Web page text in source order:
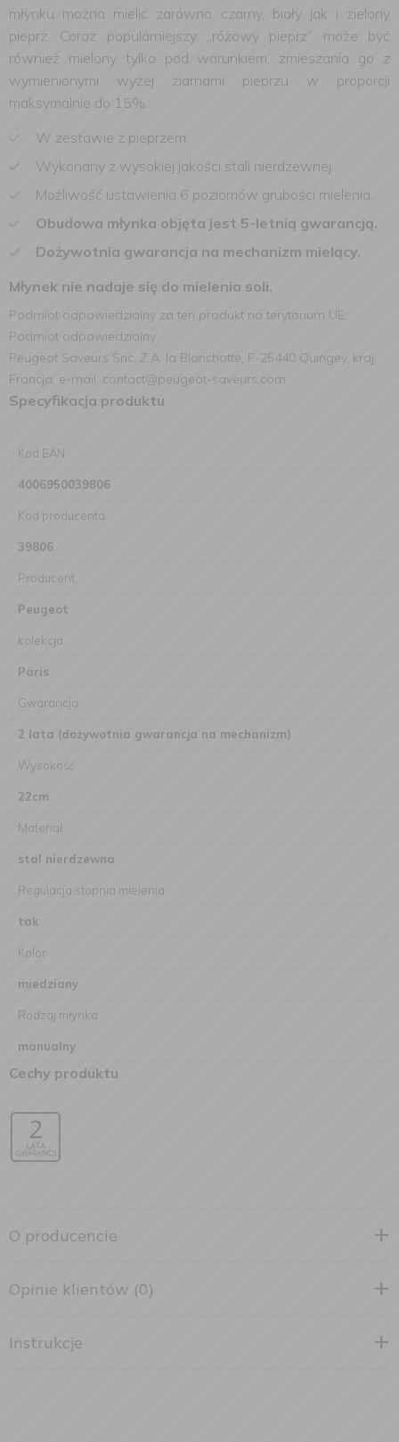
młynku można mielić zarówno czarny, biały jak i zielony
pieprz. Coraz popularniejszy „różowy pieprz” może być
również mielony tylko pod warunkiem, zmieszania go z
wymienionymi wyżej ziarnami pieprzu w proporcji
maksymalnie do 15%.
W zestawie z pieprzem.
Wykonany z wysokiej jakości stali nierdzewnej.
Możliwość ustawienia 6 poziomów grubości mielenia.
Obudowa młynka objęta jest 5-letnią gwarancją.
Dożywotnia gwarancja na mechanizm mielący.
Młynek nie nadaje się do mielenia soli.
Podmiot odpowiedzialny za ten produkt na terytorium UE:
Podmiot odpowiedzialny:
Peugeot Saveurs Snc, Z.A. la Blanchotte, F-25440 Quingey, kraj:
Francja, e-mail: contact@peugeot-saveurs.com
Specyfikacja produktu
Kod EAN
4006950039806
Kod producenta
39806
Producent
Peugeot
kolekcja
Paris
Gwarancja
2 lata (dożywotnia gwarancja na mechanizm)
Wysokość
22cm
Materiał
stal nierdzewna
Regulacja stopnia mielenia
tak
Kolor
miedziany
Rodzaj młynka
manualny
Cechy produktu
O producencie
Opinie klientów (0)
Instrukcje